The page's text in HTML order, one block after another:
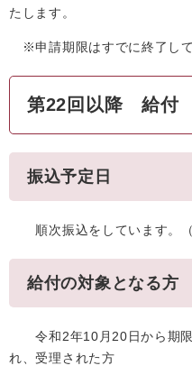
たします。
※申請期限はすでに終了して
第22回以降 給付
振込予定日
順次振込をしています。（
給付の対象となる方
令和2年10月20日から期限
れ、受理された方